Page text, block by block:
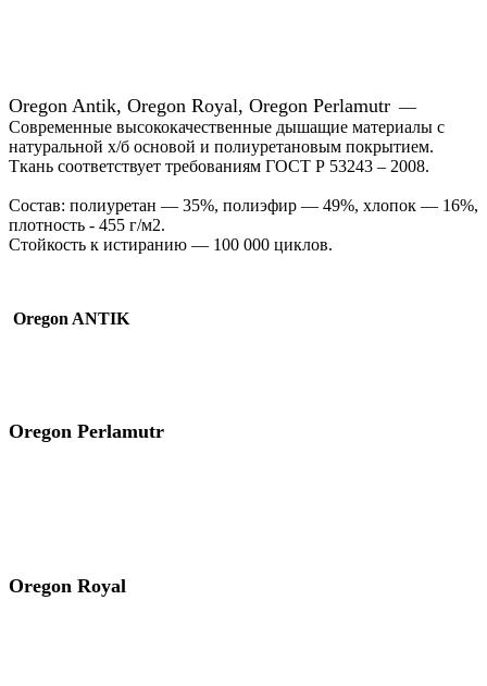
Oregon Antik, Oregon Royal, Oregon Perlamutr —
Современные высококачественные дышащие материалы с
натуральной х/б основой и полиуретановым покрытием.
Ткань соответствует требованиям ГОСТ Р 53243 – 2008.
Состав: полиуретан — 35%, полиэфир — 49%, хлопок — 16%,
плотность - 455 г/м2.
Стойкость к истиранию — 100 000 циклов.
Oregon ANTIK
Oregon Perlamutr
Oregon Royal